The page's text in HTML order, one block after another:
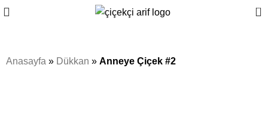
0
Anasayfa » Dükkan »Anneye Çiçek #2